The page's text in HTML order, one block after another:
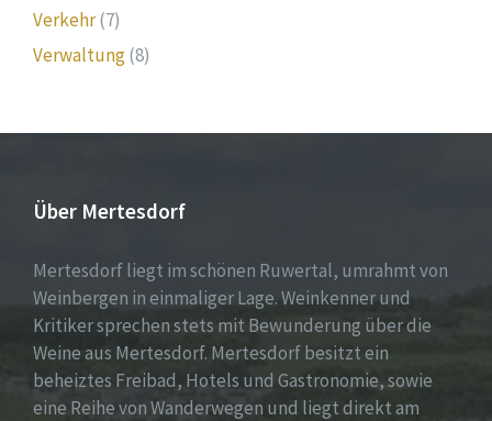
Verkehr(7)
Verwaltung(8)
Über Mertesdorf
Mertesdorf liegt im schönen Ruwertal, umrahmt von
Weinbergen in einmaliger Lage. Weinkenner und
Kritiker sprechen stets mit Bewunderung über die
Weine aus Mertesdorf. Mertesdorf besitzt ein
beheiztes Freibad, Hotels und Gastronomie, sowie
eine Reihe von Wanderwegen und liegt direkt am